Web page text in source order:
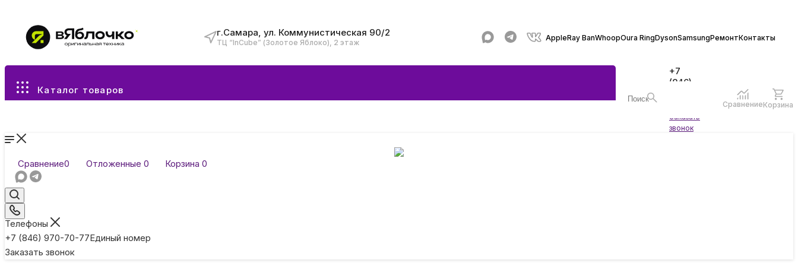
г.Самара, ул. Коммунистическая 90/2
ТЦ “InCube” (Золотое Яблоко), 2 этаж
AppleRay BanWhoopOura RingDysonSamsungРемонтКонтакты
Каталог товаров
+7
(846)
Заказать
звонок
СравнениеКорзина
Сравнение0 Отложенные 0 Корзина 0
Телефоны
+7 (846) 970-70-77Единый номер
Заказать звонок
Все разделы каталога